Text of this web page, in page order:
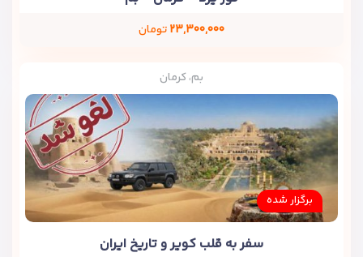
۲۳,۳۰۰,۰۰۰تومان
بم، کرمان
برگزار شده
سفر به قلب کویر و تاریخ ایران